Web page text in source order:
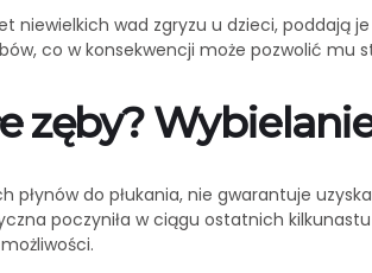
niewielkich wad zgryzu u dzieci,
co w konsekwencji może pozwolić
zęby?
do płukania, nie gwarantuje
poczyniła w ciągu ostatnich